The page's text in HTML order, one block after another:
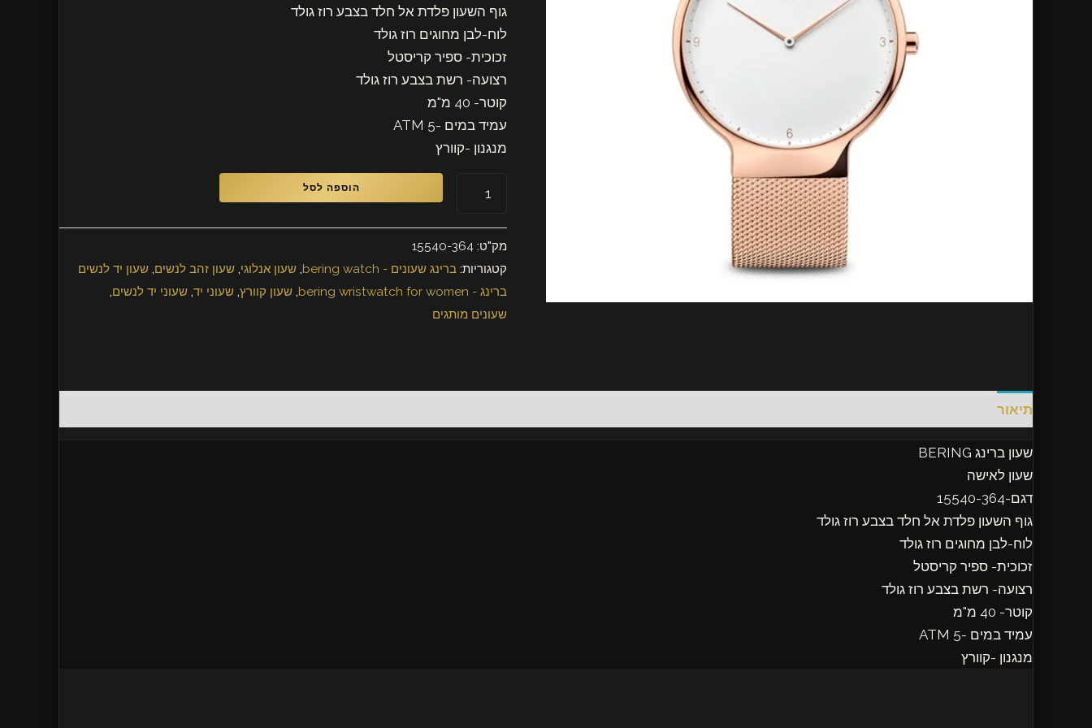
גוף השעון פלדת אל חלד בצבע רוז גולד
לוח-לבן מחוגים רוז גולד
זכוכית- ספיר קריסטל
רצועה- רשת בצבע רוז גולד
קוטר- 40 מ"מ
עמיד במים -5 ATM
מנגנון -קוורץ
Bering
15540-
364
הוספה לסל
מק"ט: 15540-364
קטגוריות: ברינג שעונים - bering watch , שעון אנלוגי, שעון זהב לנשים, שעון יד לנשים
ברינג - bering wristwatch for women
, שעון קוורץ, שעוני יד, שעוני יד לנשים,
שעונים מותגים
תיאור
שעון ברינג BERING
שעון לאישה
דגם-15540-364
גוף השעון פלדת אל חלד בצבע רוז גולד
לוח-לבן מחוגים רוז גולד
זכוכית- ספיר קריסטל
רצועה- רשת בצבע רוז גולד
קוטר- 40 מ"מ
עמיד במים -5 ATM
מנגנון -קוורץ